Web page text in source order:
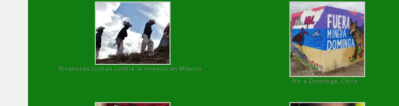
Wirakutas luchan contra la minería en México
No a Dominga, Chile